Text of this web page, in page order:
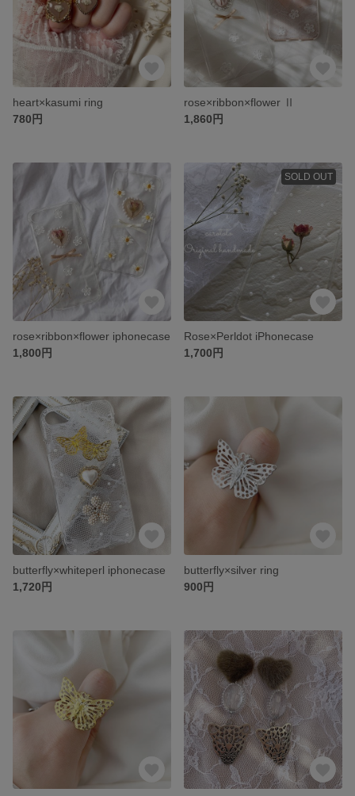
heart×kasumi ring
780円
rose×ribbon×flower Ⅱ
1,860円
rose×ribbon×flower iphonecase
1,800円
SOLD OUT
Rose×Perldot iPhonecase
1,700円
butterfly×whiteperl iphonecase
1,720円
butterfly×silver ring
900円